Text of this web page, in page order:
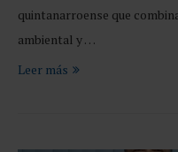
quintanarroense que
ambiental y …
Leer más